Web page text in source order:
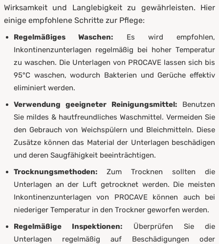
Wirksamkeit und Langlebigkeit zu gewährleisten. Hier
einige empfohlene Schritte zur Pflege:
Regelmäßiges Waschen: Es wird empfohlen,
Inkontinenzunterlagen regelmäßig bei hoher Temperatur
zu waschen. Die Unterlagen von PROCAVE lassen sich bis
95°C waschen, wodurch Bakterien und Gerüche effektiv
eliminiert werden.
Verwendung geeigneter Reinigungsmittel: Benutzen
Sie mildes & hautfreundliches Waschmittel. Vermeiden Sie
den Gebrauch von Weichspülern und Bleichmitteln. Diese
Zusätze können das Material der Unterlagen beschädigen
und deren Saugfähigkeit beeinträchtigen.
Trocknungsmethoden: Zum Trocknen sollten die
Unterlagen an der Luft getrocknet werden. Die meisten
Inkontinenzunterlagen von PROCAVE können auch bei
niederiger Temperatur in den Trockner geworfen werden.
Regelmäßige Inspektionen: Überprüfen Sie die
Unterlagen regelmäßig auf Beschädigungen oder